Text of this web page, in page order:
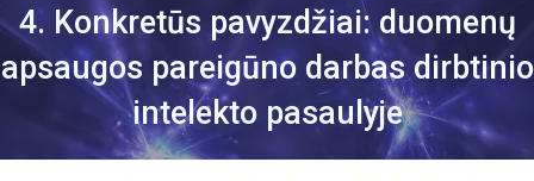
4. Konkretūs pavyzdžiai: duomenų
apsaugos pareigūno darbas dirbtinio
intelekto pasaulyje